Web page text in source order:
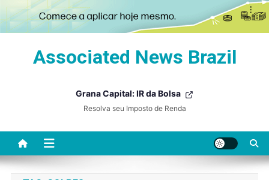
Associated News Brazil
Grana Capital: IR da Bolsa
Resolva seu Imposto de Renda